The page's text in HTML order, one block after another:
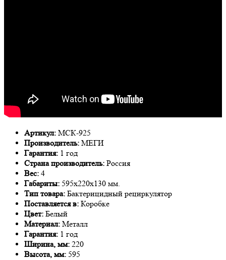
Артикул: МСК-925
Производитель: МЕГИ
Гарантия: 1 год
Страна производитель: Россия
Вес: 4
Габариты: 595х220х130 мм.
Тип товара: Бактерицидный рециркулятор
Поставляется в: Коробке
Цвет: Белый
Материал: Металл
Гарантия: 1 год
Ширина, мм: 220
Высота, мм: 595